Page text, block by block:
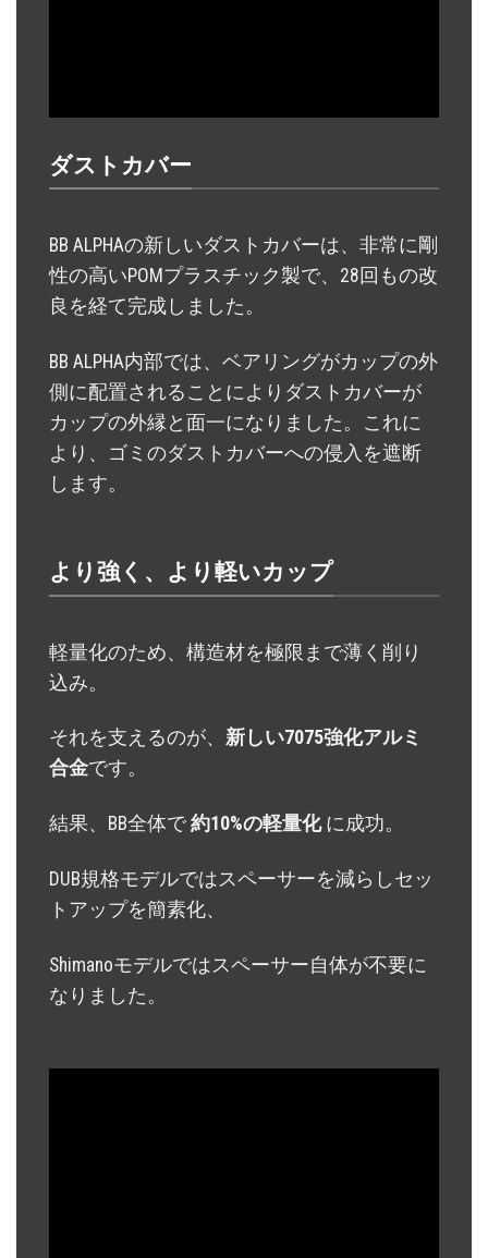
ダストカバー
BB ALPHAの新しいダストカバーは、非常に剛
性の高いPOMプラスチック製で、28回もの改
良を経て完成しました。
BB ALPHA内部では、ベアリングがカップの外
側に配置されることによりダストカバーが
カップの外縁と面一になりました。これに
より、ゴミのダストカバーへの侵入を遮断
します。
より強く、より軽いカップ
軽量化のため、構造材を極限まで薄く削り
込み。
それを支えるのが、 新しい7075強化アルミ
合金です。
結果、BB全体で約10%の軽量化に成功。
DUB規格モデルではスペーサーを減らしセッ
トアップを簡素化、
Shimanoモデルではスペーサー自体が不要に
なりました。